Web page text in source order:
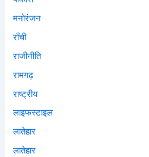
मनोरंजन
राँची
राजीनीति
रामगढ़
राष्ट्रीय
लाइफस्टाइल
लातेहार
लातेहार